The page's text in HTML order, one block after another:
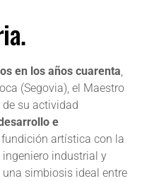
en los años cuarenta
(Segovia), el Maestro
su actividad
e
artística con la
industrial y
simbiosis ideal entre